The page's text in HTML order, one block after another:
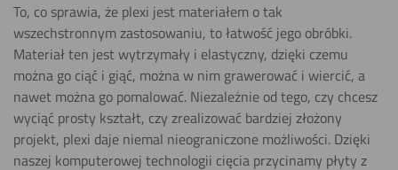
To, co sprawia, że plexi jest materiałem o tak
wszechstronnym zastosowaniu, to łatwość jego obróbki.
Materiał ten jest wytrzymały i elastyczny, dzięki czemu
można go ciąć i giąć, można w nim grawerować i wiercić, a
nawet można go pomalować. Niezależnie od tego, czy chcesz
wyciąć prosty kształt, czy zrealizować bardziej złożony
projekt, plexi daje niemal nieograniczone możliwości. Dzięki
naszej komputerowej technologii cięcia przycinamy płyty z